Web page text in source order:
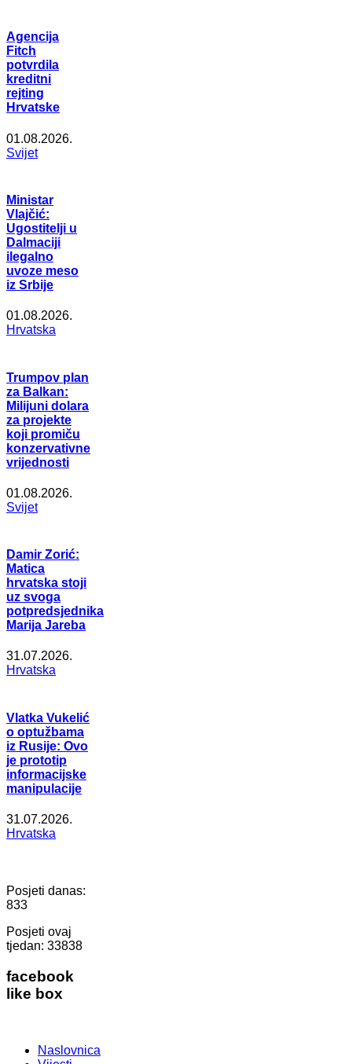
Agencija
Fitch
potvrdila
kreditni
rejting
Hrvatske
01.08.2026.
Svijet
Ministar
Vlajčić:
Ugostitelji u
Dalmaciji
ilegalno
uvoze meso
iz Srbije
01.08.2026.
Hrvatska
Trumpov plan
za Balkan:
Milijuni dolara
za projekte
koji promiču
konzervativne
vrijednosti
01.08.2026.
Svijet
Damir Zorić:
Matica
hrvatska stoji
uz svoga
potpredsjednika
Marija Jareba
31.07.2026.
Hrvatska
Vlatka Vukelić
o optužbama
iz Rusije: Ovo
je prototip
informacijske
manipulacije
31.07.2026.
Hrvatska
Posjeti danas:
833
Posjeti ovaj
tjedan: 33838
facebook
like box
Naslovnica